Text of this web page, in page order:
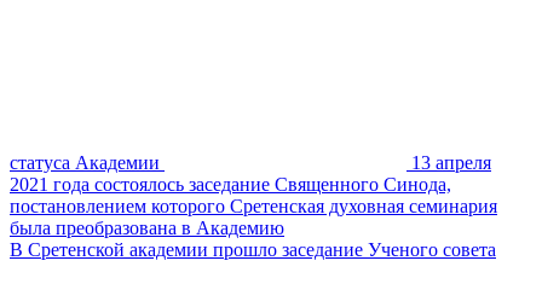
статуса Академии
13 апреля
2021 года состоялось заседание Священного Синода,
постановлением которого Сретенская духовная семинария
была преобразована в Академию
В Сретенской академии прошло заседание Ученого совета